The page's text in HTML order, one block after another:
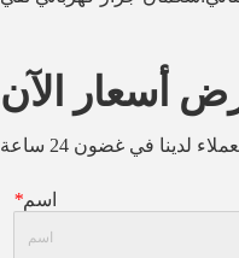
أسعار الآن
*اسم